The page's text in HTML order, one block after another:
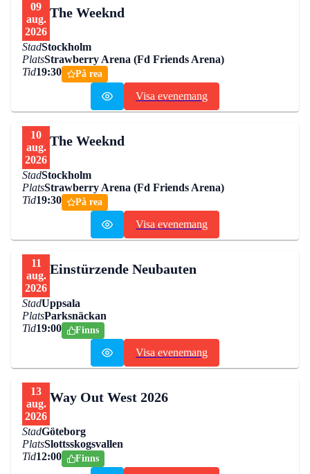
09
aug.
2026
The Weeknd
StadStockholm
PlatsStrawberry Arena (Fd Friends Arena)
Tid19:30 På rea
Visa evenemang
10
aug.
2026
The Weeknd
StadStockholm
PlatsStrawberry Arena (Fd Friends Arena)
Tid19:30 På rea
Visa evenemang
11
aug.
2026
Einstürzende Neubauten
StadUppsala
PlatsParksnäckan
Tid19:00 Finns
Visa evenemang
13
aug.
2026
Way Out West 2026
StadGöteborg
PlatsSlottsskogsvallen
Tid12:00 Finns